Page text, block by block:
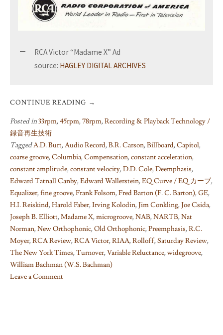
RCA Victor “Madame X” Ad
source: HAGLEY DIGITAL ARCHIVES
CONTINUE READING →
Posted in33rpm,45rpm,78rpm,Recording & Playback Technology /
録音再生技術
TaggedA.D. Burt,Audio Record,B.R. Carson,Billboard,Capitol,
coarse groove,Columbia,Compensation,constant acceleration,
constant amplitude,constant velocity,D.D. Cole,Deemphasis,
Edward Tatnall Canby,Edward Wallerstein,EQ Curve / EQ カーブ,
Equalizer,fine groove,Frank Folsom,Fred Barton (F. C. Barton),GE,
H.I. Reiskind,Harold Faber,Irving Kolodin,Jim Conkling,Joe Csida,
Joseph B. Elliott,Madame X,microgroove,NAB,NARTB,Nat
Norman,New Orthophonic,Old Orthophonic,Preemphasis,R.C.
Moyer,RCA Review,RCA Victor,RIAA,Rolloff,Saturday Review,
The New York Times,Turnover,Variable Reluctance,widegroove,
William Bachman (W.S. Bachman)
Leave a Comment